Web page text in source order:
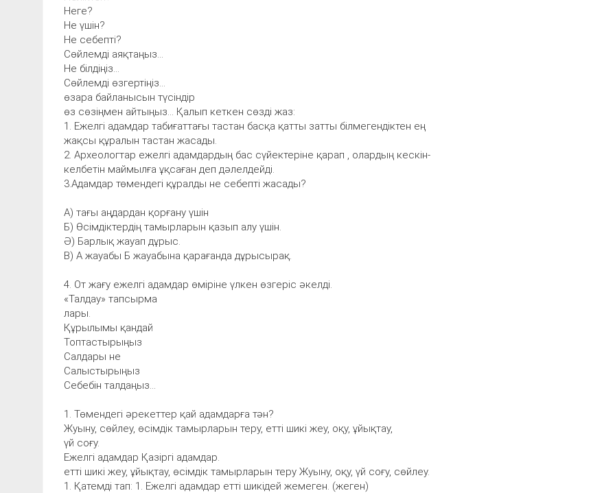
Неге?
Не үшін?
Не себепті?
Сөйлемді аяқтаңыз...
Не білдіңіз...
Сөйлемді өзгертіңіз...
өзара байланысын түсіндір
өз сөзіңмен айтыңыз... Қалып кеткен сөзді жаз:
1. Ежелгі адамдар табиғаттағы тастан басқа қатты затты білмегендіктен ең
жақсы құралын тастан жасады.
2. Археологтар ежелгі адамдардың бас сүйектеріне қарап , олардың кескін-
келбетін маймылға ұқсаған деп дәлелдейді.
3.Адамдар төмендегі құралды не себепті жасады?
А) тағы аңдардан қорғану үшін
Б) Өсімдіктердің тамырларын қазып алу үшін.
Ә) Барлық жауап дұрыс.
В) А жауабы Б жауабына қарағанда дұрысырақ.
4. От жағу ежелгі адамдар өміріне үлкен өзгеріс әкелді.
«Талдау» тапсырма
лары.
Құрылымы қандай
Топтастырыңыз
Салдары не
Салыстырыңыз
Себебін талдаңыз...
1. Төмендегі әрекеттер қай адамдарға тән?
Жуыну, сөйлеу, өсімдік тамырларын теру, етті шикі жеу, оқу, ұйықтау,
үй соғу.
Ежелгі адамдар Қазіргі адамдар.
етті шикі жеу, ұйықтау, өсімдік тамырларын теру Жуыну, оқу, үй соғу, сөйлеу.
1. Қатемді тап: 1. Ежелгі адамдар етті шикідей жемеген. (жеген)